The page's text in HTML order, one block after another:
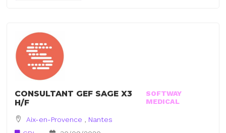
CONSULTANT GEF SAGE X3
H/F
SOFTWAY
MEDICAL
Aix-en-Provence
Nantes